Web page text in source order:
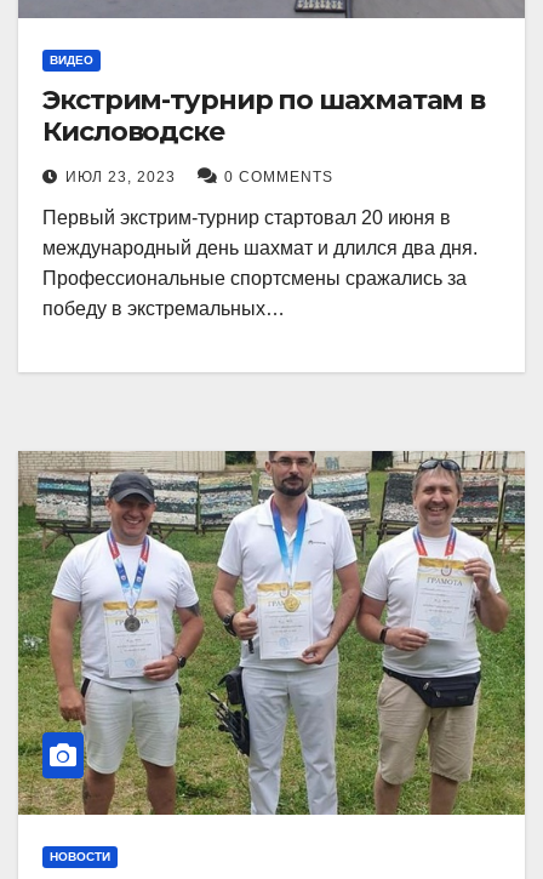
ВИДЕО
Экстрим-турнир по шахматам в
Кисловодске
ИЮЛ 23, 2023 0 COMMENTS
Первый экстрим-турнир стартовал 20 июня в
международный день шахмат и длился два дня.
Профессиональные спортсмены сражались за
победу в экстремальных…
НОВОСТИ